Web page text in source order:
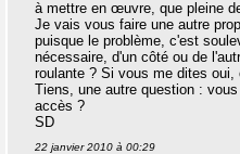
à mettre en œuvre, que pleine
Je vais vous faire une autre
puisque le problème, c'est
nécessaire, d'un côté ou de
roulante ? Si vous me dites
Tiens, une autre question :
accès ?
SD
22 janvier 2010 à 00:29